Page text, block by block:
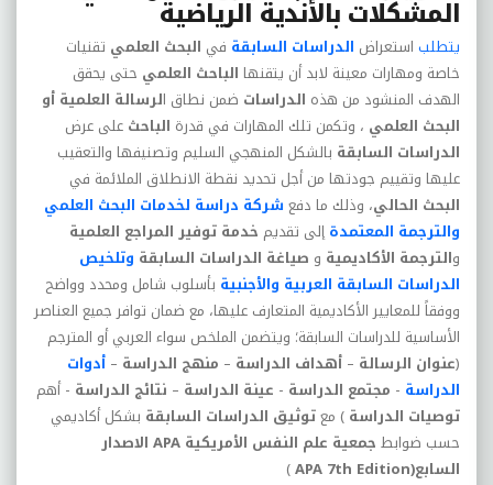
المشكلات بالأندية الرياضية
يتطلب استعراض الدراسات السابقة في البحث العلمي تقنيات
خاصة ومهارات معينة لابد أن يتقنها الباحث العلمي حتى يحقق
الهدف المنشود من هذه الدراسات ضمن نطاق الرسالة العلمية أو
البحث العلمي ، وتكمن تلك المهارات في قدرة الباحث على عرض
الدراسات السابقة بالشكل المنهجي السليم وتصنيفها والتعقيب
عليها وتقييم جودتها من أجل تحديد نقطة الانطلاق الملائمة في
البحث الحالي، وذلك ما دفع شركة دراسة لخدمات البحث العلمي
والترجمة المعتمدة إلى تقديم خدمة توفير المراجع العلمية
والترجمة الأكاديمية و صياغة الدراسات السابقة وتلخيص
الدراسات السابقة العربية والأجنبية بأسلوب شامل ومحدد وواضح
ووفقاً للمعايير الأكاديمية المتعارف عليها، مع ضمان توافر جميع العناصر
الأساسية للدراسات السابقة؛ ويتضمن الملخص سواء العربي أو المترجم
(عنوان الرسالة – أهداف الدراسة – منهج الدراسة – أدوات
الدراسة - مجتمع الدراسة - عينة الدراسة – نتائج الدراسة -أهم
توصيات الدراسة ) معتوثيق الدراسات السابقة بشكل أكاديمي
حسب ضوابط جمعية علم النفس الأمريكية APA الاصدار
السابع(
APA 7th Edition
)